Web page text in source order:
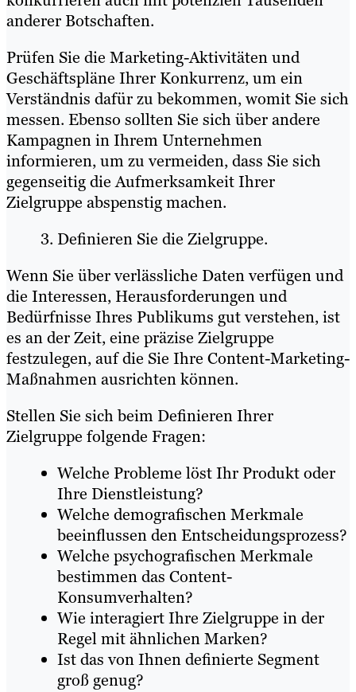
anderer Botschaften.
Prüfen Sie die Marketing-Aktivitäten und
Geschäftspläne Ihrer Konkurrenz, um ein
Verständnis dafür zu bekommen, womit Sie sich
messen. Ebenso sollten Sie sich über andere
Kampagnen in Ihrem Unternehmen
informieren, um zu vermeiden, dass Sie sich
gegenseitig die Aufmerksamkeit Ihrer
Zielgruppe abspenstig machen.
Definieren Sie die Zielgruppe.
Wenn Sie über verlässliche Daten verfügen und
die Interessen, Herausforderungen und
Bedürfnisse Ihres Publikums gut verstehen, ist
es an der Zeit, eine präzise Zielgruppe
festzulegen, auf die Sie Ihre Content-Marketing-
Maßnahmen ausrichten können.
Stellen Sie sich beim Definieren Ihrer
Zielgruppe folgende Fragen:
Welche Probleme löst Ihr Produkt oder
Ihre Dienstleistung?
Welche demografischen Merkmale
beeinflussen den Entscheidungsprozess?
Welche psychografischen Merkmale
bestimmen das Content-
Konsumverhalten?
Wie interagiert Ihre Zielgruppe in der
Regel mit ähnlichen Marken?
Ist das von Ihnen definierte Segment
groß genug?